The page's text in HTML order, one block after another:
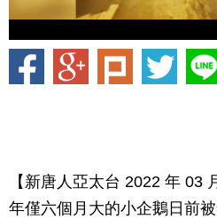
【新唐人亞太台 2022 年 03
年僅六個月大的小企鵝日前